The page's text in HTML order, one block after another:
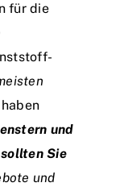
für die
und
sollten Sie
und